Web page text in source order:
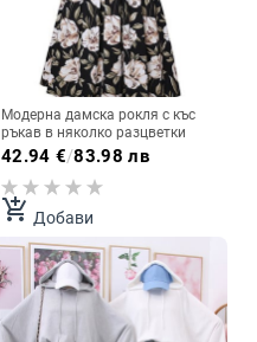
Модерна дамска рокля с къс
ръкав в няколко разцветки
42.94 €/83.98 лв
add_shopping_cart Добави